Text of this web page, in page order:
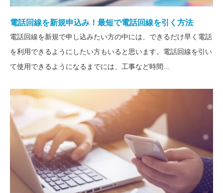
電話回線を新規申込み！最短で電話回線を引く方法
電話回線を新規で申し込みたい方の中には、できるだけ早く電話
を利用できるようにしたい方もいると思います。電話回線を引い
て使用できるようになるまでには、工事など時間…